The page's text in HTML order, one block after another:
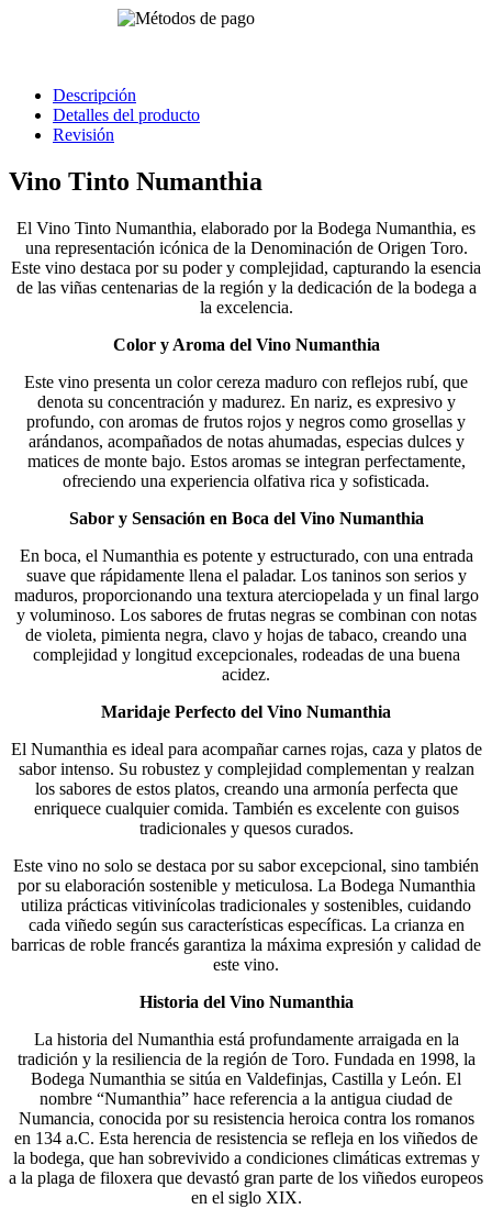
Descripción
Detalles del producto
Revisión
Vino Tinto Numanthia
El Vino Tinto Numanthia, elaborado por la Bodega Numanthia, es
una representación icónica de la Denominación de Origen Toro.
Este vino destaca por su poder y complejidad, capturando la esencia
de las viñas centenarias de la región y la dedicación de la bodega a
la excelencia.
Color y Aroma del Vino Numanthia
Este vino presenta un color cereza maduro con reflejos rubí, que
denota su concentración y madurez. En nariz, es expresivo y
profundo, con aromas de frutos rojos y negros como grosellas y
arándanos, acompañados de notas ahumadas, especias dulces y
matices de monte bajo. Estos aromas se integran perfectamente,
ofreciendo una experiencia olfativa rica y sofisticada.
Sabor y Sensación en Boca del Vino Numanthia
En boca, el Numanthia es potente y estructurado, con una entrada
suave que rápidamente llena el paladar. Los taninos son serios y
maduros, proporcionando una textura aterciopelada y un final largo
y voluminoso. Los sabores de frutas negras se combinan con notas
de violeta, pimienta negra, clavo y hojas de tabaco, creando una
complejidad y longitud excepcionales, rodeadas de una buena
acidez.
Maridaje Perfecto del Vino Numanthia
El Numanthia es ideal para acompañar carnes rojas, caza y platos de
sabor intenso. Su robustez y complejidad complementan y realzan
los sabores de estos platos, creando una armonía perfecta que
enriquece cualquier comida. También es excelente con guisos
tradicionales y quesos curados.
Este vino no solo se destaca por su sabor excepcional, sino también
por su elaboración sostenible y meticulosa. La Bodega Numanthia
utiliza prácticas vitivinícolas tradicionales y sostenibles, cuidando
cada viñedo según sus características específicas. La crianza en
barricas de roble francés garantiza la máxima expresión y calidad de
este vino.
Historia del Vino Numanthia
La historia del Numanthia está profundamente arraigada en la
tradición y la resiliencia de la región de Toro. Fundada en 1998, la
Bodega Numanthia se sitúa en Valdefinjas, Castilla y León. El
nombre “Numanthia” hace referencia a la antigua ciudad de
Numancia, conocida por su resistencia heroica contra los romanos
en 134 a.C. Esta herencia de resistencia se refleja en los viñedos de
la bodega, que han sobrevivido a condiciones climáticas extremas y
a la plaga de filoxera que devastó gran parte de los viñedos europeos
en el siglo XIX.